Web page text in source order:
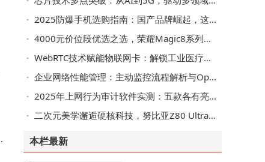
2025防爆手机选购指南：国产品牌崛起，这些品牌功能与性价比兼备
4000元价位段优选之选，荣耀Magic8系列性能影像AI全拉满
WebRTC技术赋能物联网卡：解锁工业医疗驾驶毫秒级低时延通信新路径
企业网络性能管理：主动监控流程解析与OpManager工具高效应用
​2025年上网行为审计软件实测：五款各有亮点，选对软件满足企业需求​
二次元美学邂逅硬核科技，努比亚Z80 Ultra洛天依限定版燃动年末市场
本栏最新